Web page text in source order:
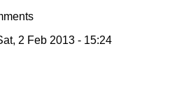
2 Feb 2013 - 15:24